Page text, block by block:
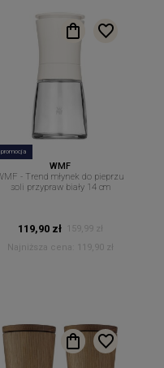
promocja
WMF
- Trend młynek do pieprzu
soli przypraw biały 14 cm
119,90 zł
159,99 zł
Najniższa cena:
119,90 zł